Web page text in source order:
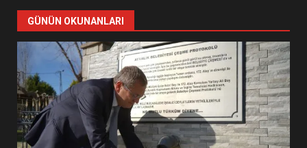
1
AYVALIK SU MİRASI İÇİN
HAREKETE GEÇİYOR: GÖZLER
BULUŞMADA
2
ESA 2026’DA TÜRK BAHARATI
NEYİ TEMSİL ETTİ?
GÜNÜN OKUNANLARI